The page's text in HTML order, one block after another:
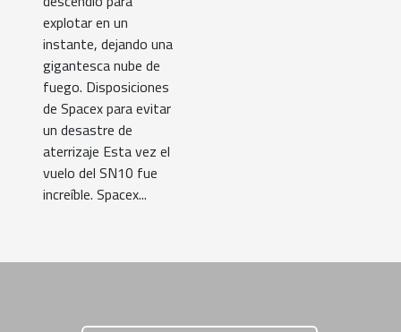
explotar en un
instante, dejando una
gigantesca nube de
fuego. Disposiciones
de Spacex para evitar
un desastre de
aterrizaje Esta vez el
vuelo del SN10 fue
increíble. Spacex...